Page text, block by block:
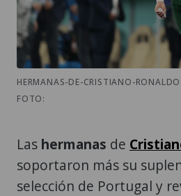
HERMANAS-DE-CRISTIANO-
FOTO:
Las hermanas de
soportaron más su
selección de Portugal y